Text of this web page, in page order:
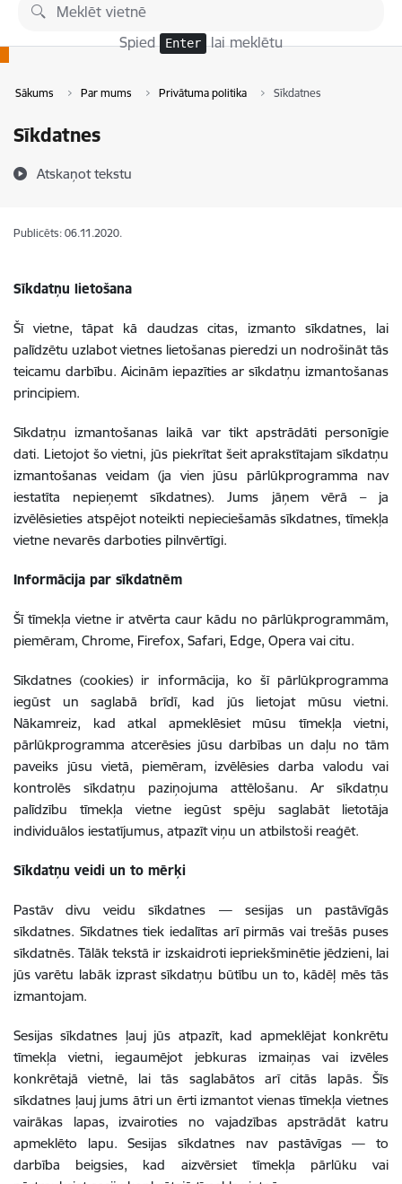
Pāriet uz lapas saturu
Spied Enter lai meklētu
Sākums Par mums Privātuma politika Sīkdatnes
Sīkdatnes
Atskaņot tekstu
Publicēts: 06.11.2020.
Sīkdatņu lietošana
Šī vietne, tāpat kā daudzas citas, izmanto sīkdatnes, lai
palīdzētu uzlabot vietnes lietošanas pieredzi un nodrošināt tās
teicamu darbību. Aicinām iepazīties ar sīkdatņu izmantošanas
principiem.
Sīkdatņu izmantošanas laikā var tikt apstrādāti personīgie
dati. Lietojot šo vietni, jūs piekrītat šeit aprakstītajam sīkdatņu
izmantošanas veidam (ja vien jūsu pārlūkprogramma nav
iestatīta nepieņemt sīkdatnes). Jums jāņem vērā – ja
izvēlēsieties atspējot noteikti nepieciešamās sīkdatnes, tīmekļa
vietne nevarēs darboties pilnvērtīgi.
Informācija par sīkdatnēm
Šī tīmekļa vietne ir atvērta caur kādu no pārlūkprogrammām,
piemēram, Chrome, Firefox, Safari, Edge, Opera vai citu.
Sīkdatnes (cookies) ir informācija, ko šī pārlūkprogramma
iegūst un saglabā brīdī, kad jūs lietojat mūsu vietni.
Nākamreiz, kad atkal apmeklēsiet mūsu tīmekļa vietni,
pārlūkprogramma atcerēsies jūsu darbības un daļu no tām
paveiks jūsu vietā, piemēram, izvēlēsies darba valodu vai
kontrolēs sīkdatņu paziņojuma attēlošanu. Ar sīkdatņu
palīdzību tīmekļa vietne iegūst spēju saglabāt lietotāja
individuālos iestatījumus, atpazīt viņu un atbilstoši reaģēt.
Sīkdatņu veidi un to mērķi
Pastāv divu veidu sīkdatnes — sesijas un pastāvīgās
sīkdatnes. Sīkdatnes tiek iedalītas arī pirmās vai trešās puses
sīkdatnēs. Tālāk tekstā ir izskaidroti iepriekšminētie jēdzieni, lai
jūs varētu labāk izprast sīkdatņu būtību un to, kādēļ mēs tās
izmantojam.
Sesijas sīkdatnes ļauj jūs atpazīt, kad apmeklējat konkrētu
tīmekļa vietni, iegaumējot jebkuras izmaiņas vai izvēles
konkrētajā vietnē, lai tās saglabātos arī citās lapās. Šīs
sīkdatnes ļauj jums ātri un ērti izmantot vienas tīmekļa vietnes
vairākas lapas, izvairoties no vajadzības apstrādāt katru
apmeklēto lapu. Sesijas sīkdatnes nav pastāvīgas — to
darbība beigsies, kad aizvērsiet tīmekļa pārlūku vai